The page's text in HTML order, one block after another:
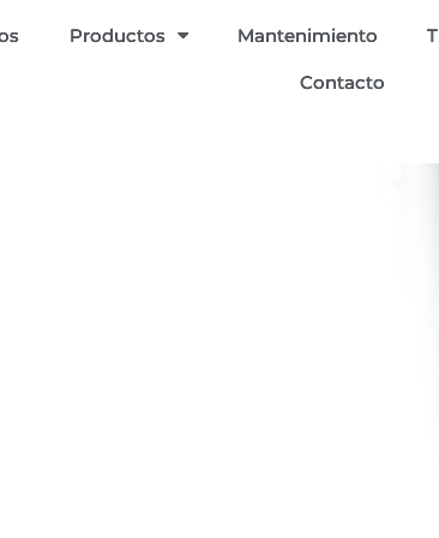
Productos Mantenimiento
Contacto